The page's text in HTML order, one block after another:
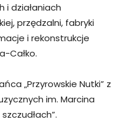
i działaniach
przędzalni, fabryki
i rekonstrukcje
Całko.
„Przyrowskie Nutki” z
im. Marcina